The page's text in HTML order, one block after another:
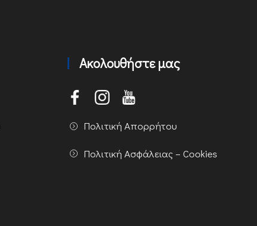
Ακολουθήστε μας
Πολιτική Απορρήτου
Πολιτική Ασφάλειας – Cookies